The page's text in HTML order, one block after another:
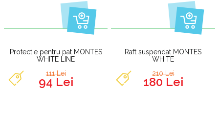
Protectie pentru pat MONTES
WHITE LINE
111 Lei
94 Lei
Raft suspendat MONTES
WHITE
210 Lei
180 Lei